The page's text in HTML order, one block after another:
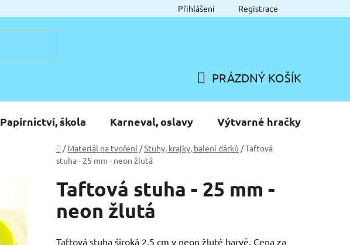
Přihlášení Registrace
KOŠÍK
PRÁZDNÝ KOŠÍK
Papírnictví, škola Karneval, oslavy Výtvarné hračky
Domů
/ Materiál na tvoření /Stuhy, krajky, balení dárků /Taftová
stuha - 25 mm - neon žlutá
Taftová stuha - 25 mm -
neon žlutá
Taftová stuha široká 2,5 cm v neon žluté barvě. Cena za